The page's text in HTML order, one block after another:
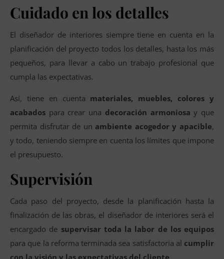
Cuidado en los detalles
El diseñador de interiores siempre tiene en cuenta en la
planificación del proyecto todos los detalles, hasta los más
pequeños, para llevar a cabo un trabajo profesional que
cumpla las expectativas.
Así, tiene en cuenta materiales, muebles, colores y
acabados para crear una decoración armoniosa y que
permita disfrutar de un ambiente acogedor y apacible,
y todo, teniendo siempre en cuenta los límites que impone
el presupuesto.
Supervisión
Cada paso del proyecto, desde la planificación hasta la
finalización de las obras, el diseñador de interiores será el
encargado de supervisar toda la labor de los equipos
para que la reforma terminada sea satisfactoria al cumplir
con la visión y las expectativas del cliente